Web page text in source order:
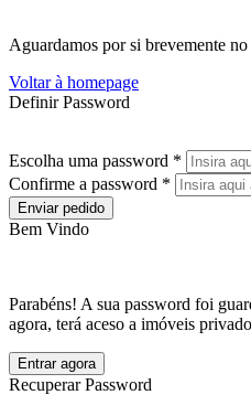
Aguardamos por si brevemente
Voltar à homepage
Definir Password
Escolha uma password *
Confirme a password *
Enviar pedido
Bem Vindo
Parabéns! A sua password foi
agora, terá aceso a imóveis
Entrar agora
Recuperar Password